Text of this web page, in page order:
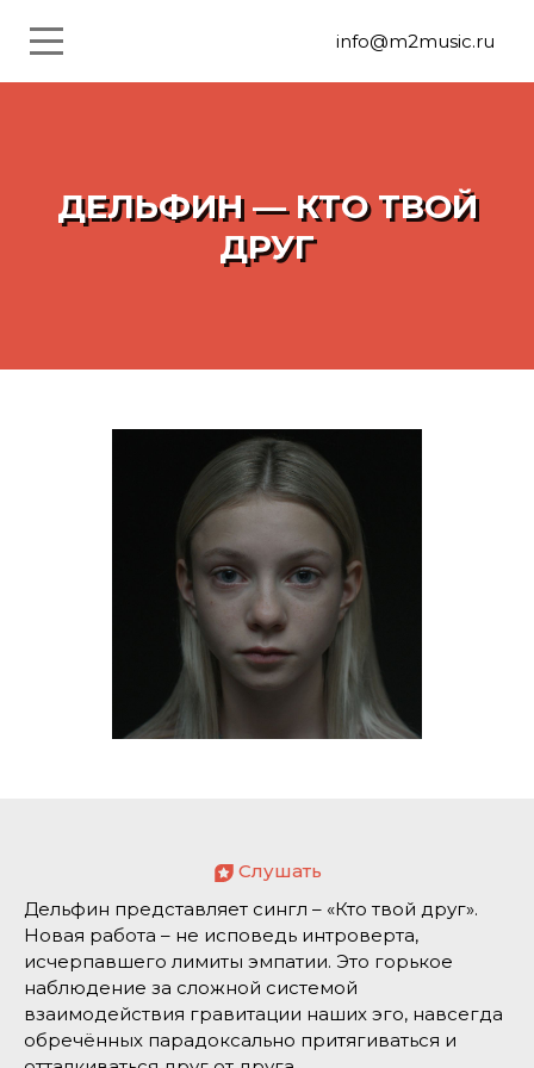
info@m2music.ru
ДЕЛЬФИН — КТО ТВОЙ
ДРУГ
Слушать
Дельфин представляет сингл – «Кто твой друг».
Новая работа – не исповедь интроверта,
исчерпавшего лимиты эмпатии. Это горькое
наблюдение за сложной системой
взаимодействия гравитации наших эго, навсегда
обречённых парадоксально притягиваться и